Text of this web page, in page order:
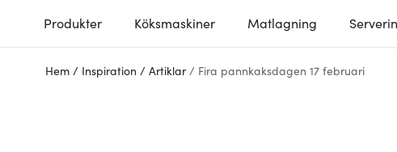
Produkter Köksmaskiner Matlagning
Hem / Inspiration / Artiklar / Fira pannkaksdagen 17 februari